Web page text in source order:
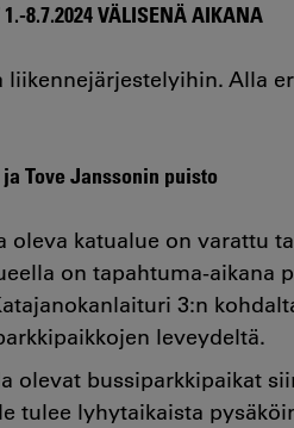
8.7.2024 VÄLISENÄ AIKANA
liikennejärjestelyihin. Alla
Tove Janssonin puisto
oleva katualue on varattu
on tapahtuma-aikana
3:n
leveydeltä.
olevat bussiparkkipaikat
tulee lyhytaikaista